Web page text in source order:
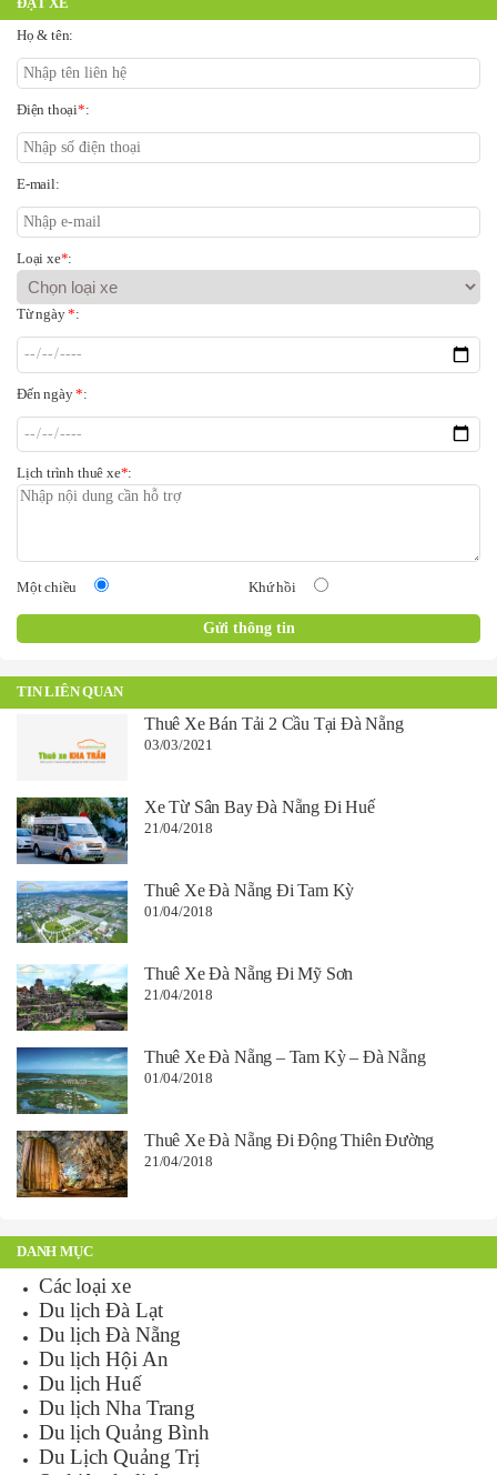
Họ & tên:
Điện thoại*:
E-mail:
Loại xe*:
Từ ngày*:
Đến ngày*:
Lịch trình thuê xe*:
Một chiều Khứ hồi
TIN LIÊN QUAN
Thuê Xe Bán Tải 2 Cầu Tại Đà Nẵng
03/03/2021
Xe Từ Sân Bay Đà Nẵng Đi Huế
21/04/2018
Thuê Xe Đà Nẵng Đi Tam Kỳ
01/04/2018
Thuê Xe Đà Nẵng Đi Mỹ Sơn
21/04/2018
Thuê Xe Đà Nẵng – Tam Kỳ – Đà Nẵng
01/04/2018
Thuê Xe Đà Nẵng Đi Động Thiên Đường
21/04/2018
DANH MỤC
Các loại xe
Du lịch Đà Lạt
Du lịch Đà Nẵng
Du lịch Hội An
Du lịch Huế
Du lịch Nha Trang
Du lịch Quảng Bình
Du Lịch Quảng Trị